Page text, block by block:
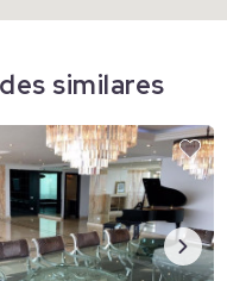
similares